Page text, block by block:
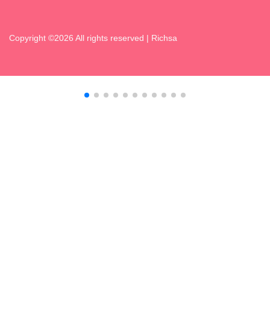
Copyright ©2026 All rights reserved | Richsa